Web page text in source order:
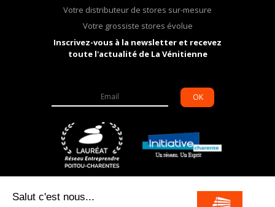
Votre distributeur de stores sur-mesure
Votre grossiste stores évolue
Inscrivez-vous à la newsletter et recevez
toute l'actualité de La Vénitienne
OK